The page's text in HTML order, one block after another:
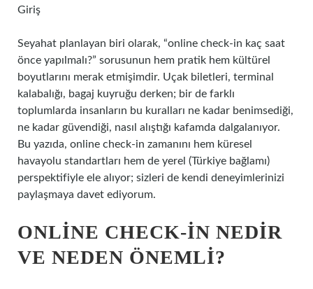
Giriş
Seyahat planlayan biri olarak, “online check‑in kaç saat
önce yapılmalı?” sorusunun hem pratik hem kültürel
boyutlarını merak etmişimdir. Uçak biletleri, terminal
kalabalığı, bagaj kuyruğu derken; bir de farklı
toplumlarda insanların bu kuralları ne kadar benimsediği,
ne kadar güvendiği, nasıl alıştığı kafamda dalgalanıyor.
Bu yazıda, online check‑in zamanını hem küresel
havayolu standartları hem de yerel (Türkiye bağlamı)
perspektifiyle ele alıyor; sizleri de kendi deneyimlerinizi
paylaşmaya davet ediyorum.
ONLINE CHECK‑IN NEDIR
VE NEDEN ÖNEMLI?